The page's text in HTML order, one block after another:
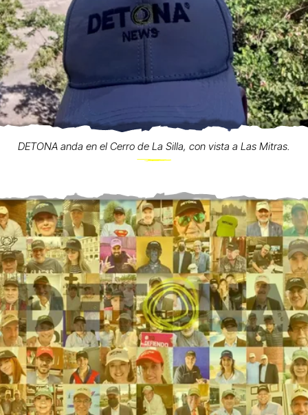
DETONA anda en el Cerro de La Silla, con vista a Las Mitras.